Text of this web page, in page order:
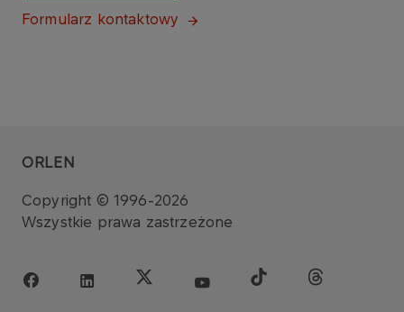
Formularz kontaktowy
ORLEN
Copyright © 1996-2026
Wszystkie prawa zastrzeżone